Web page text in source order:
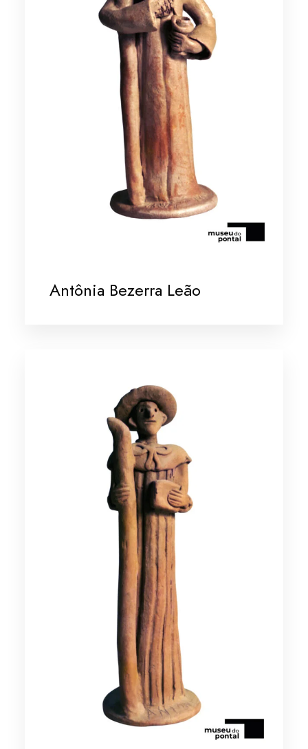
Antônia Bezerra Leão